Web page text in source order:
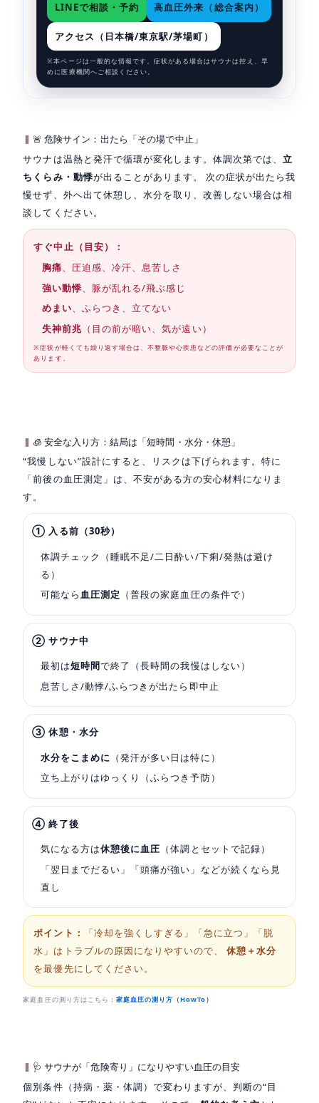
LINEで相談・予約 高血圧外来（総合案内）
アクセス（日本橋/東京駅/茅場町）
※本ページは一般的な情報です。症状がある場合はサウナは控え、早
めに医療機関へご相談ください。
🚨 危険サイン：出たら「その場で中止」
サウナは温熱と発汗で循環が変化します。体調次第では、立
ちくらみ・動悸が出ることがあります。 次の症状が出たら我
慢せず、外へ出て休憩し、水分を取り、改善しない場合は相
談してください。
すぐ中止（目安）：
胸痛、圧迫感、冷汗、息苦しさ
強い動悸、脈が乱れる/飛ぶ感じ
めまい、ふらつき、立てない
失神前兆 （目の前が暗い、気が遠い）
※症状が軽くても繰り返す場合は、不整脈や心疾患などの評価が必要なことが
あります。
🧊 安全な入り方：結局は「短時間・水分・休憩」
“我慢しない”設計にすると、リスクは下げられます。特に
「前後の血圧測定」は、不安がある方の安心材料になりま
す。
① 入る前（30秒）
体調チェック（睡眠不足/二日酔い/下痢/発熱は避け
る）
可能なら血圧測定 （普段の家庭血圧の条件で）
② サウナ中
最初は短時間で終了（長時間の我慢はしない）
息苦しさ/動悸/ふらつきが出たら即中止
③ 休憩・水分
水分をこまめに （発汗が多い日は特に）
立ち上がりはゆっくり（ふらつき予防）
④ 終了後
気になる方は休憩後に血圧 （体調とセットで記録）
「翌日までだるい」「頭痛が強い」などが続くなら見
直し
ポイント：
「冷却を強くしすぎる」「急に立つ」「脱
水」はトラブルの原因になりやすいので、休憩＋水分
を最優先にしてください。
家庭血圧の測り方はこちら： 家庭血圧の測り方（HowTo）
🩺 サウナが「危険寄り」になりやすい血圧の目安
個別条件（持病・薬・体調）で変わりますが、判断の“目